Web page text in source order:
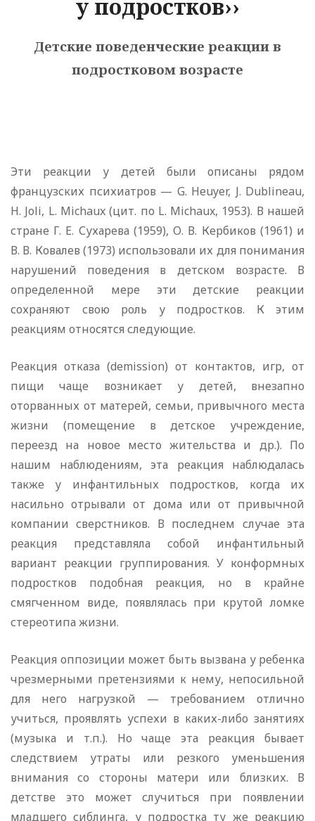
у подростков››
Детские поведенческие реакции в
подростковом возрасте
Эти реакции у детей были описаны рядом
французских психиатров — G. Heuyer, J. Dublineau,
H. Joli, L. Michaux (цит. по L. Michaux, 1953). В нашей
стране Г. Е. Сухарева (1959), О. В. Кербиков (1961) и
В. В. Ковалев (1973) использовали их для понимания
нарушений поведения в детском возрасте. В
определенной мере эти детские реакции
сохраняют свою роль у подростков. К этим
реакциям относятся следующие.
Реакция отказа (demission) от контактов, игр, от
пищи чаще возникает у детей, внезапно
оторванных от матерей, семьи, привычного места
жизни (помещение в детское учреждение,
переезд на новое место жительства и др.). По
нашим наблюдениям, эта реакция наблюдалась
также у инфантильных подростков, когда их
насильно отрывали от дома или от привычной
компании сверстников. В последнем случае эта
реакция представляла собой инфантильный
вариант реакции группирования. У конформных
подростков подобная реакция, но в крайне
смягченном виде, появлялась при крутой ломке
стереотипа жизни.
Реакция оппозиции может быть вызвана у ребенка
чрезмерными претензиями к нему, непосильной
для него нагрузкой — требованием отлично
учиться, проявлять успехи в каких-либо занятиях
(музыка и т.п.). Но чаще эта реакция бывает
следствием утраты или резкого уменьшения
внимания со стороны матери или близких. В
детстве это может случиться при появлении
младшего сиблинга, у подростка ту же реакцию